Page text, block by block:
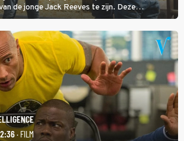
de jonge Jack Reeves te zijn. Deze
had gebroken met zijn familie
met slaande ruzie.
· FILM